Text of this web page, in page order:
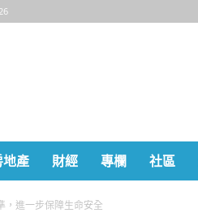
地產 財經 專欄 社區
，進一步保障生命安全